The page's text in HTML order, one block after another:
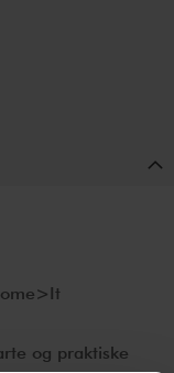
og praktiske